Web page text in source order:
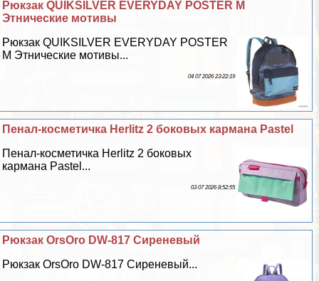
Рюкзак QUIKSILVER EVERYDAY POSTER M
Этнические мотивы
Рюкзак QUIKSILVER EVERYDAY POSTER
M Этнические мотивы...
04 07 2026 23:22:19
Пенал-косметичка Herlitz 2 боковых кармана Pastel
Пенал-косметичка Herlitz 2 боковых
кармана Pastel...
03 07 2026 8:52:55
Рюкзак OrsOro DW-817 Сиреневый
Рюкзак OrsOro DW-817 Сиреневый...